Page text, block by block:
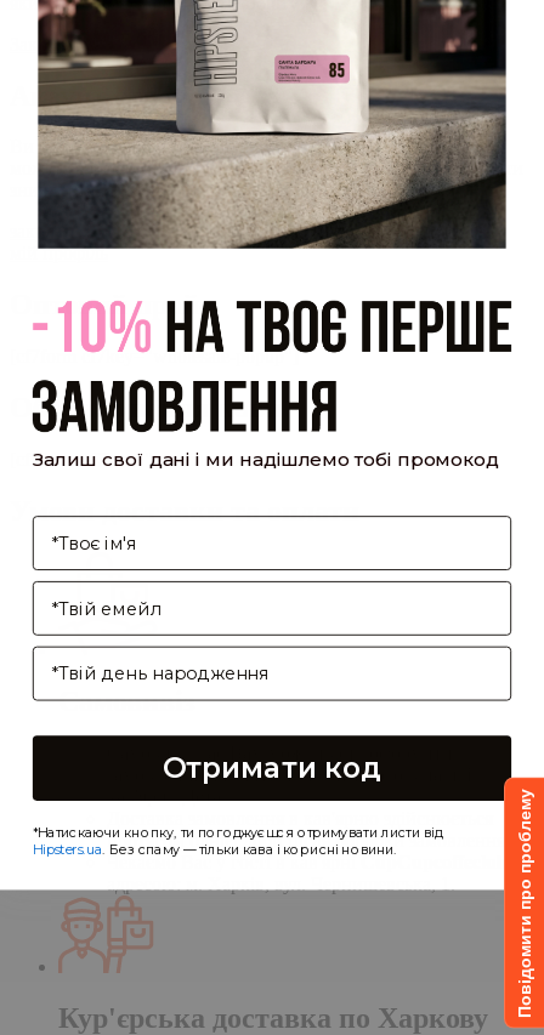
Повідомити про проблему
Закрити
Акаунт створено
Ви зареєструвалися на сайті Hipster.coffeeroasters і вже
можете користуватися особистим кабінетом, щоб отримувати
знижки та відстежувати історію замовлень!
мій профіль
Оптовий прайс
[cf7form cf7key="wholesale-popup"]
Обсмажування кави
[cf7form cf7key="roasting-popup"]
Умови доставки та оплати
Самовивіз
Самовивіз дає Вам можливість оформити
замовлення на сайті, а забрати його в нашій
кав'ярні. Деталі:
протягом однієї доби після обробки замовлення;
Чекаємо Вас у гості в кав'ярні
за
Кур'єрська доставка по Харкову
Залиш свої дані і ми надішлемо тобі промокод
І'мя
Enter your email address
Birthday
Отримати код
*Натискаючи кнопку, ти погоджуєшся отримувати листи від
Hipsters.ua. Без спаму — тільки кава і корисні новини.